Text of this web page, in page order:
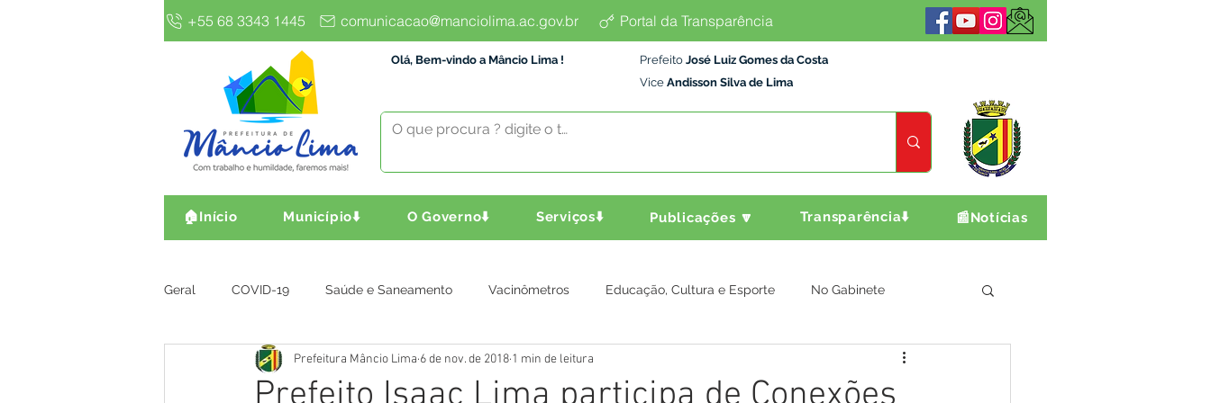
+55 68 3343 1445 comunicacao@manciolima.ac.gov.br Portal da Transparência
Olá, Bem-vindo a Mâncio Lima ! Prefeito José Luiz Gomes da Costa
Vice Andisson Silva de Lima
🏠Início Município⬇️ O Governo⬇️ Serviços⬇️ Publicações 🔽 Transparência⬇️ 📰Notícias
Geral COVID-19 Saúde e Saneamento Vacinômetros Educação, Cultura e Esporte No Gabinete
Gestão e Finanças Infra, Obra e Transporte Assistência Social Agricultura e Produção
Prefeitura Mâncio Lima 6 de nov. de 2018 1 min de leitura